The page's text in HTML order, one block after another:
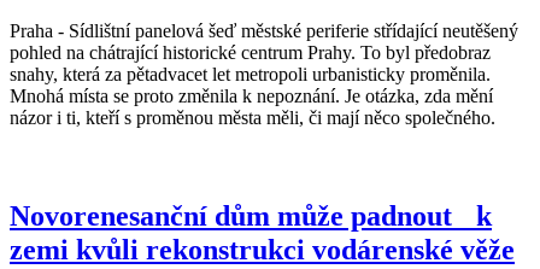
Praha - Sídlištní panelová šeď městské periferie střídající neutěšený
pohled na chátrající historické centrum Prahy. To byl předobraz
snahy, která za pětadvacet let metropoli urbanisticky proměnila.
Mnohá místa se proto změnila k nepoznání. Je otázka, zda mění
názor i ti, kteří s proměnou města měli, či mají něco společného.
Novorenesanční dům může padnout k
zemi kvůli rekonstrukci vodárenské věže